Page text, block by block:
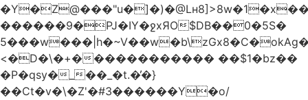
������9�PJ�IY�ջxЯO$DB��0�5S�
<�D�\�+������������ ��$1�bz��
�P�qsy�_��_�t.�̓�}
��Ct�v�\�Z'�#3������Y�o/